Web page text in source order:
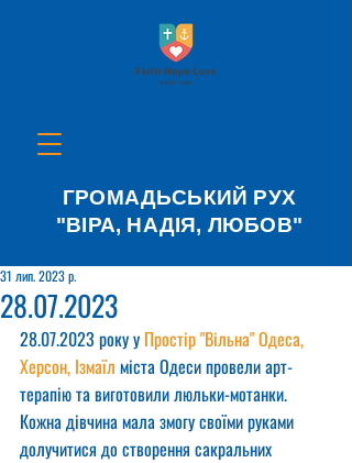
ГРОМАДЬСЬКИЙ РУХ
"ВІРА, НАДІЯ, ЛЮБОВ"
28.07.2023
31 лип. 2023 р.
28.07.2023 року у Простір "Вільна" Одеса,
Херсон, Ізмаїл міста Одеси провели арт-
терапію та виготовили люльки-мотанки.
Кожна дівчина мала змогу своїми руками
долучитися до створення сакральних